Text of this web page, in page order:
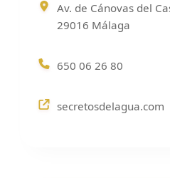
Av. de Cánovas del
29016 Málaga
650 06 26 80
secretosdelagua.com